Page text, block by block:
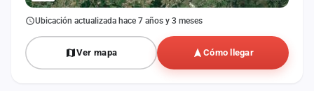
Ubicación actualizada hace 7 años y 3 meses
Ver mapa Cómo llegar